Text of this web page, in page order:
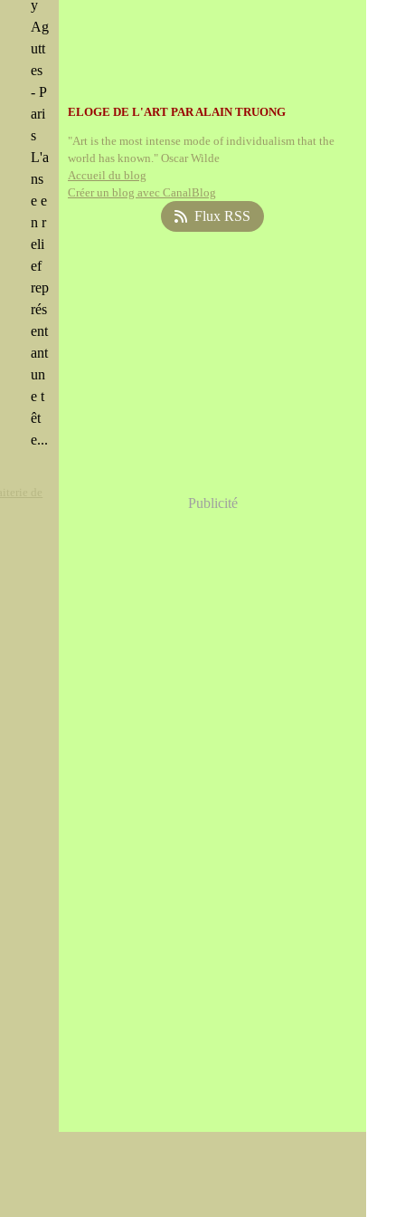
y
Ag
utt
es
- P
ari
s
L'a
ns
e e
n r
eli
ef
rep
rés
ent
ant
un
e t
êt
e...
ELOGE DE L'ART PAR ALAIN TRUONG
"Art is the most intense mode of individualism that the
world has known." Oscar Wilde
Accueil du blog
Créer un blog avec CanalBlog
Flux RSS
Publicité